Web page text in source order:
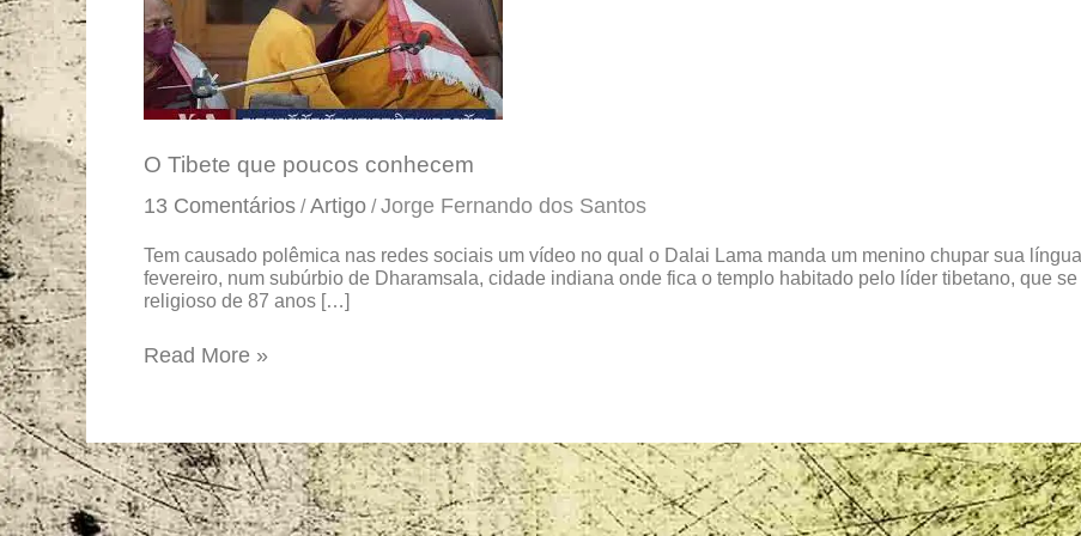
O Tibete que poucos conhecem
13 Comentários /Artigo /Jorge Fernando dos Santos
Tem causado polêmica nas redes sociais um vídeo no qual o Dalai Lama manda um menino chupar sua
fevereiro, num subúrbio de Dharamsala, cidade indiana onde fica o templo habitado pelo líder tibetano, que
religioso de 87 anos […]
poucos
conhecem
Read More »